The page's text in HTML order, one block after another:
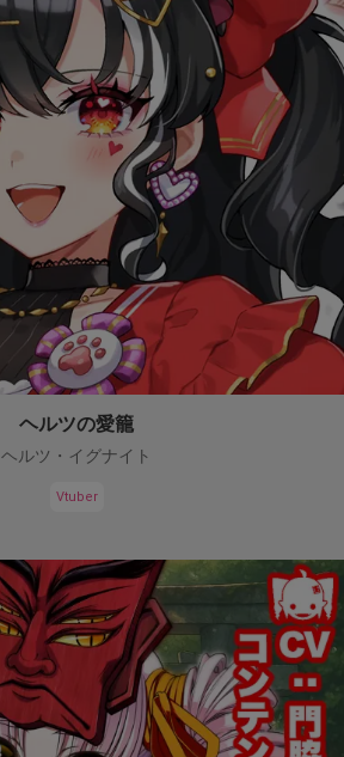
ヘルツの愛籠
ヘルツ・イグナイト
Vtuber